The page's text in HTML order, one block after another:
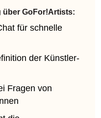
über GoFor!Artists:
für schnelle
der Künstler-
Fragen von